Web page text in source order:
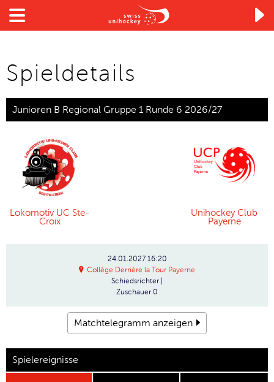

Spieldetails
Junioren B Regional Gruppe 1 Runde 6 2026/27
Lokomotiv UC Ste-
Croix
Unihockey Club
Payerne
24.01.2027 16:20
Collège Derrière la Tour Payerne
Schiedsrichter
Zuschauer 0
Matchtelegramm anzeigen
Spielereignisse